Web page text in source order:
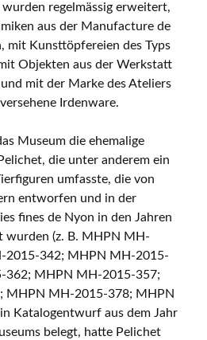
regelmässig erweitert,
aus der Manufacture de
mit Kunsttöpfereien des Typs
Objekten aus der Werkstatt
mit der Marke des Ateliers
Irdenware.
Museum die ehemalige
die unter anderem ein
umfasste, die von
entworfen und in der
fines de Nyon in den Jahren
wurden (z. B. MHPN MH-
2015-342; MHPN MH-2015-
362; MHPN MH-2015-357;
MHPN MH-2015-378; MHPN
Katalogentwurf aus dem Jahr
belegt, hatte Pelichet